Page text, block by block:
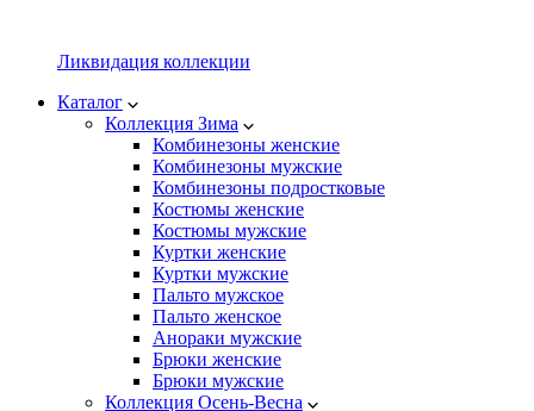
Ликвидация коллекции
Каталог
Коллекция Зима
Комбинезоны женские
Комбинезоны мужские
Комбинезоны подростковые
Костюмы женские
Костюмы мужские
Куртки женские
Куртки мужские
Пальто мужское
Пальто женское
Анораки мужские
Брюки женские
Брюки мужские
Коллекция Осень-Весна